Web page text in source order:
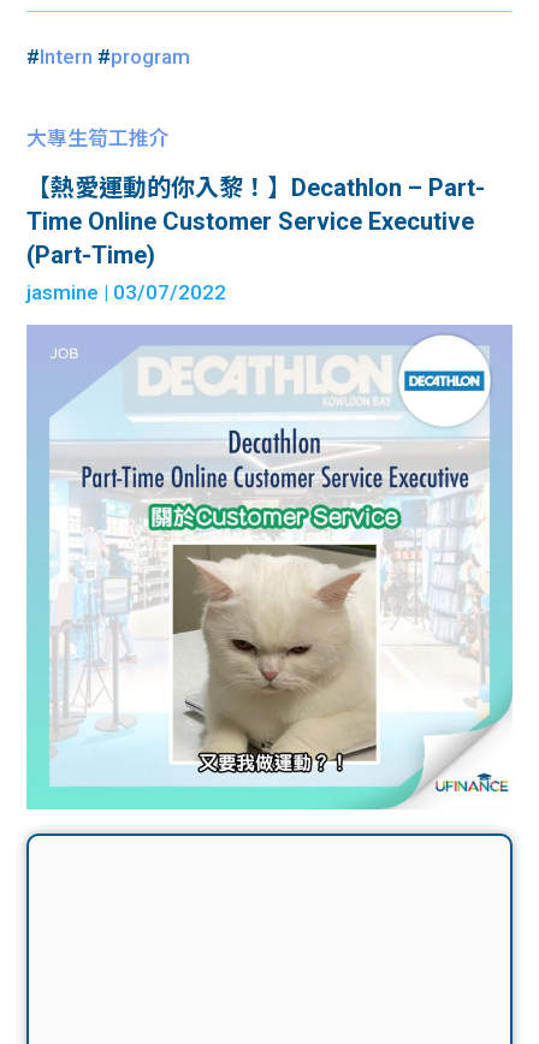
#Intern #program
大專生筍工推介
【熱愛運動的你入黎！】Decathlon – Part-
Time Online Customer Service Executive
(Part-Time)
jasmine | 03/07/2022